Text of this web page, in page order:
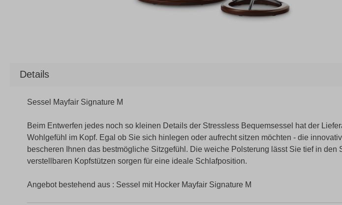
Details
Sessel Mayfair Signature M
Beim Entwerfen jedes noch so kleinen Details der Stressless Bequemsessel hat der
Wohlgefühl im Kopf. Egal ob Sie sich hinlegen oder aufrecht sitzen möchten - die
bescheren Ihnen das bestmögliche Sitzgefühl. Die weiche Polsterung lässt Sie tief in den
verstellbaren Kopfstützen sorgen für eine ideale Schlafposition.
Angebot bestehend aus : Sessel mit Hocker Mayfair Signature M